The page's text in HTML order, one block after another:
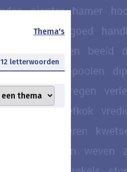
Thema's
12 letterwoorden